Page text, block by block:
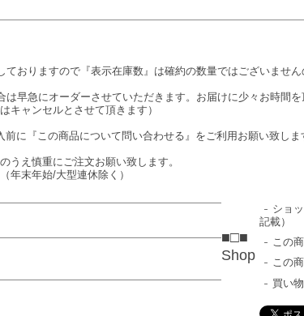
おりますので『表示在庫数』は確約の数量ではございません
早急にオーダーさせていただきます。お届けに少々お時間
キャンセルとさせて頂きます）
前に『この商品について問い合わせる』をご利用お願い致し
うえ慎重にご注文お願い致します。
年末年始/大型連休除く）
ショ
記載）
この
この
買い
■□■
Shop